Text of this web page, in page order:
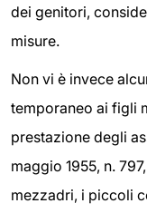
dei genitori,
misure.
Non vi è invece
temporaneo ai figli
prestazione degli
maggio 1955, n.
mezzadri, i piccoli